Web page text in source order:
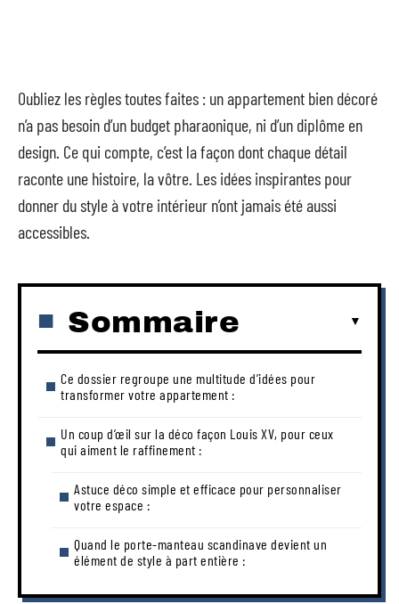
Oubliez les règles toutes faites : un appartement bien décoré
n’a pas besoin d’un budget pharaonique, ni d’un diplôme en
design. Ce qui compte, c’est la façon dont chaque détail
raconte une histoire, la vôtre. Les idées inspirantes pour
donner du style à votre intérieur n’ont jamais été aussi
accessibles.
Sommaire
Ce dossier regroupe une multitude d’idées pour
transformer votre appartement :
Un coup d’œil sur la déco façon Louis XV, pour ceux
qui aiment le raffinement :
Astuce déco simple et efficace pour personnaliser
votre espace :
Quand le porte-manteau scandinave devient un
élément de style à part entière :